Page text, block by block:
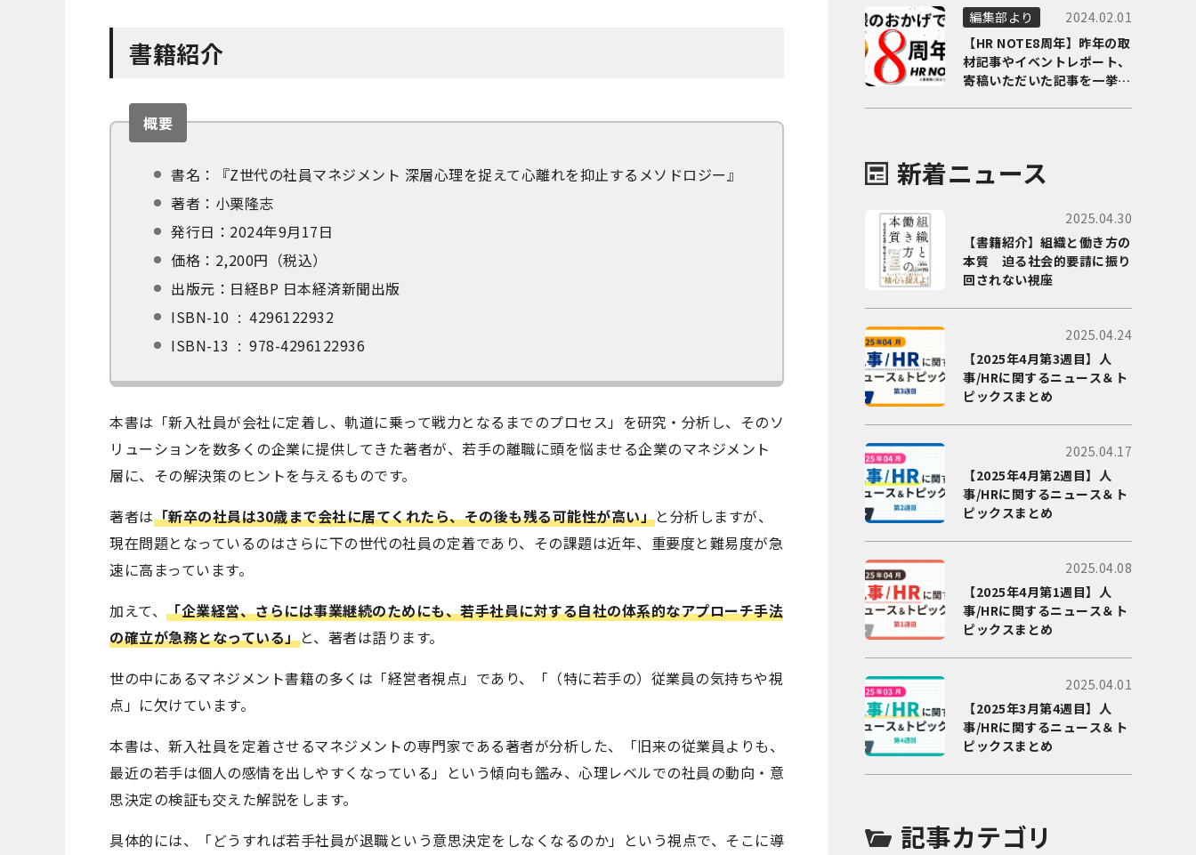
書籍紹介
概要
書名：『Z世代の社員マネジメント 深層心理を捉えて心離れを抑止するメソドロジー』
著者：小栗隆志
発行日：2024年9月17日
価格：2,200円（税込）
出版元：日経BP 日本経済新聞出版
ISBN-10 ‏ : ‎ 4296122932
ISBN-13 ‏ : ‎ 978-4296122936
本書は「新入社員が会社に定着し、軌道に乗って戦力となるまでのプロセス」を研究・分析し、そのソ
リューションを数多くの企業に提供してきた著者が、若手の離職に頭を悩ませる企業のマネジメント
層に、その解決策のヒントを与えるものです。
著者は「新卒の社員は30歳まで会社に居てくれたら、その後も残る可能性が高い」と分析しますが、
現在問題となっているのはさらに下の世代の社員の定着であり、その課題は近年、重要度と難易度が急
速に高まっています。
加えて、 「企業経営、さらには事業継続のためにも、若手社員に対する自社の体系的なアプローチ手法
の確立が急務となっている」と、著者は語ります。
世の中にあるマネジメント書籍の多くは「経営者視点」であり、「（特に若手の）従業員の気持ちや視
点」に欠けています。
本書は、新入社員を定着させるマネジメントの専門家である著者が分析した、「旧来の従業員よりも、
最近の若手は個人の感情を出しやすくなっている」という傾向も鑑み、心理レベルでの社員の動向・意
思決定の検証も交えた解説をします。
具体的には、「どうすれば若手社員が退職という意思決定をしなくなるのか」という視点で、そこに導
編集部より
2024.02.01
【HR NOTE8周年】昨年の取
材記事やイベントレポート、
寄稿いただいた記事を一挙に
新着ニュース
2025.04.30
【書籍紹介】組織と働き方の
本質 迫る社会的要請に振り
回されない視座
2025.04.24
【2025年4月第3週目】人
事/HRに関するニュース＆ト
ピックスまとめ
2025.04.17
【2025年4月第2週目】人
事/HRに関するニュース＆ト
ピックスまとめ
2025.04.08
【2025年4月第1週目】人
事/HRに関するニュース＆ト
ピックスまとめ
2025.04.01
【2025年3月第4週目】人
事/HRに関するニュース＆ト
ピックスまとめ
記事カテゴリ